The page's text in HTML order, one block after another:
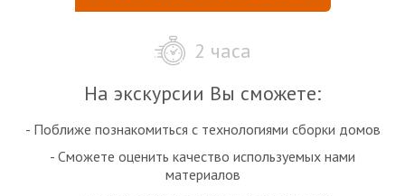
2 часа
На экскурсии Вы сможете:
- Поближе познакомиться с технологиями сборки домов
- Сможете оценить качество используемых нами
материалов